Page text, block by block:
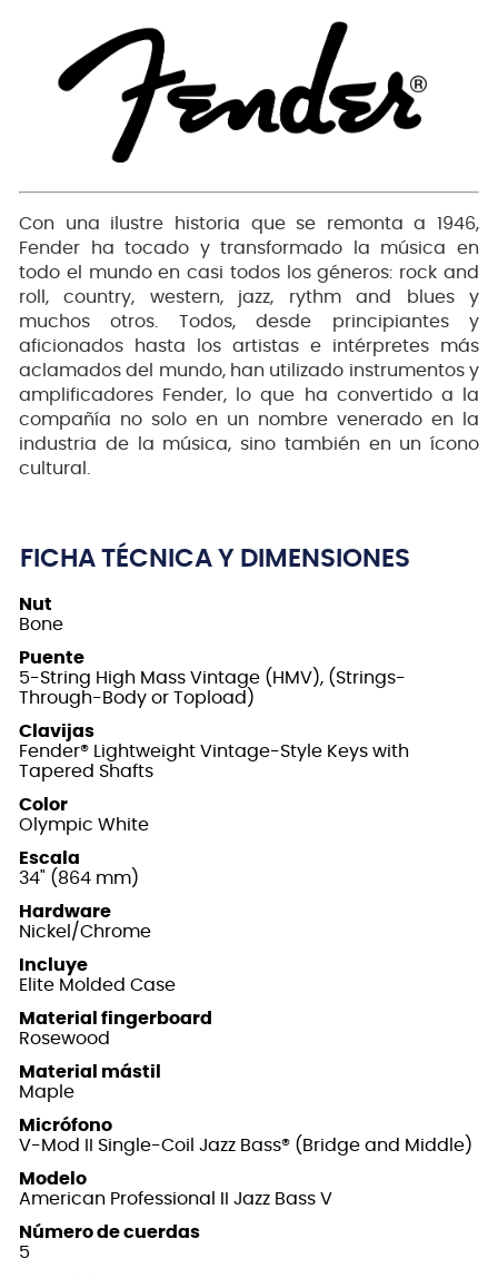
Con una ilustre historia que se remonta a 1946,
Fender ha tocado y transformado la música en
todo el mundo en casi todos los géneros: rock and
roll, country, western, jazz, rythm and blues y
muchos otros. Todos, desde principiantes y
aficionados hasta los artistas e intérpretes más
aclamados del mundo, han utilizado instrumentos y
amplificadores Fender, lo que ha convertido a la
compañía no solo en un nombre venerado en la
industria de la música, sino también en un ícono
cultural.
FICHA TÉCNICA Y DIMENSIONES
Nut
Bone
Puente
5-String High Mass Vintage (HMV), (Strings-
Through-Body or Topload)
Clavijas
Fender® Lightweight Vintage-Style Keys with
Tapered Shafts
Color
Olympic White
Escala
34" (864 mm)
Hardware
Nickel/Chrome
Incluye
Elite Molded Case
Material fingerboard
Rosewood
Material mástil
Maple
Micrófono
V-Mod II Single-Coil Jazz Bass® (Bridge and Middle)
Modelo
American Professional II Jazz Bass V
Número de cuerdas
5